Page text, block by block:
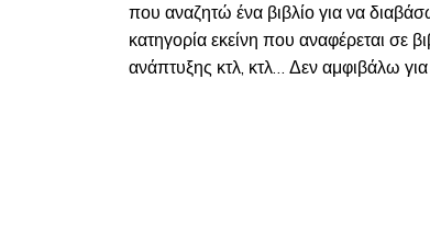
που αναζητώ ένα βιβλίο για να
κατηγορία εκείνη που αναφέρεται σε
ανάπτυξης κτλ, κτλ… Δεν αμφιβάλω